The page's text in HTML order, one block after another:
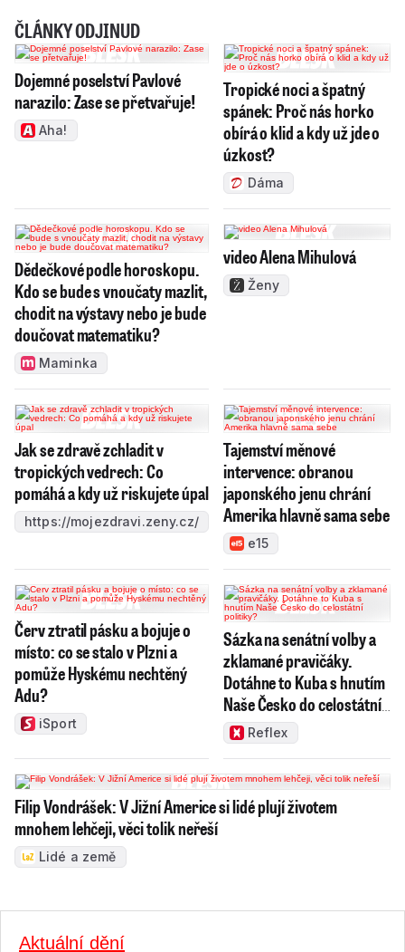
ČLÁNKY ODJINUD
Dojemné poselství Pavlové
narazilo: Zase se přetvařuje!
Aha!
Tropické noci a špatný
spánek: Proč nás horko
obírá o klid a kdy už jde o
úzkost?
Dáma
Dědečkové podle horoskopu.
Kdo se bude s vnoučaty mazlit,
chodit na výstavy nebo je bude
doučovat matematiku?
Maminka
video Alena Mihulová
Ženy
Jak se zdravě zchladit v
tropických vedrech: Co
pomáhá a kdy už riskujete úpal
https://mojezdravi.zeny.cz/
Tajemství měnové
intervence: obranou
japonského jenu chrání
Amerika hlavně sama sebe
e15
Červ ztratil pásku a bojuje o
místo: co se stalo v Plzni a
pomůže Hyskému nechtěný
Adu?
iSport
Sázka na senátní volby a
zklamané pravičáky.
Dotáhne to Kuba s hnutím
Naše Česko do celostátní
politiky?
Reflex
Filip Vondrášek: V Jižní Americe si lidé plují životem
mnohem lehčeji, věci tolik neřeší
Lidé a země
Aktuální dění